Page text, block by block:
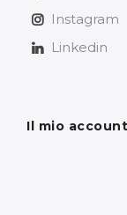
Instagram
Linkedin
Il mio account